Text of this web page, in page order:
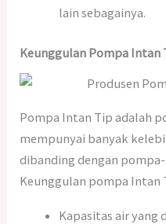
lain sebagainya.
Keunggulan Pompa Intan
Pompa Intan Tip adalah
mempunyai banyak
dibanding dengan
Keunggulan pompa Intan
Kapasitas air yang